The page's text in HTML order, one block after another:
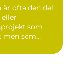
är ofta den del
som